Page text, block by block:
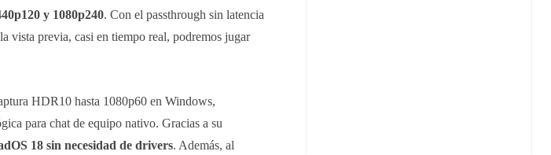
y 1080p240. Con el passthrough sin latencia
vista previa, casi en tiempo real, podremos jugar
HDR10 hasta 1080p60 en Windows,
para chat de equipo nativo. Gracias a su
18 sin necesidad de drivers. Además, al